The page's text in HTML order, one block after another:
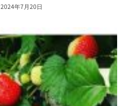
2024年7月20日